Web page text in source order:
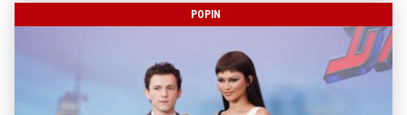
POPIN